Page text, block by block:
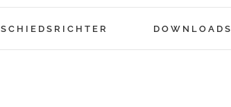
SCHIEDSRICHTER DOWNLOADS